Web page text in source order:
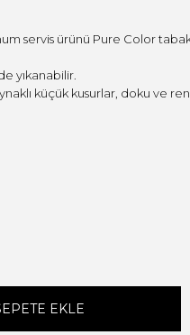
küçük kusurlar, doku ve